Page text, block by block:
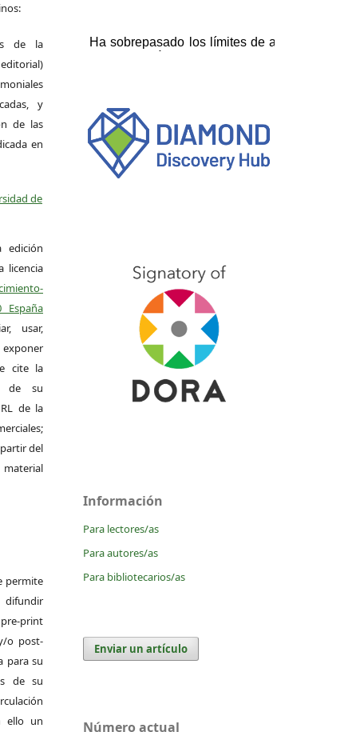
de la
y
de las
en
de
edición
licencia
España
usar,
cite la
de su
de la
del
permite
print
o post-
para su
de su
ello un
Información
Para lectores/as
Para autores/as
Para bibliotecarios/as
Enviar un artículo
Número actual